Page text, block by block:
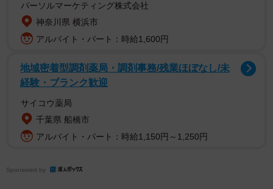
色が透け、黄色く見えてしまいます。歯垢が歯に付着する
ことでも変色を引き起こします。
医院での「オフィスホワイトニング」、自宅で気
軽に「ホームホワイトニング」
黄ばみが気になるという人におすすめなのが、歯を薬剤
で白くする「ホワイトニング」です。タイプは３種類あ
り、クリニックで施術を行う「オフィスホワイトニン
方を併用する「デュアルホワイトニング」です。
パーソルマーケティング株式会社
神奈川県 横浜市
アルバイト・パート：時給1,600円
地域密着型調剤薬局・調剤事務/残業ほぼなし/未
経験・ブランク歓迎
サイコウ薬局
千葉県 船橋市
アルバイト・パート：時給1,150円～1,250円
Sponsored by